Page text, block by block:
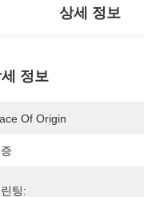
상세 정보
정보
Of Origin
팅: